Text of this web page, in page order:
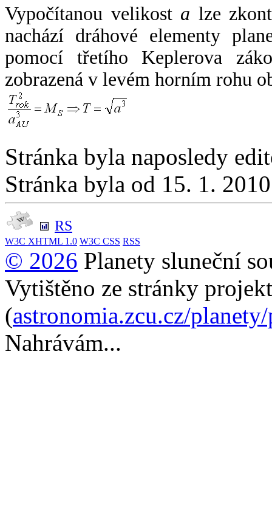
Vypočítanou velikost a lze
nachází dráhové elementy
pomocí třetího Keplerova
zobrazená v levém horním rohu
Stránka byla naposledy
Stránka byla od 15. 1.
RS
W3C XHTML 1.0 W3C CSS RSS
© 2026 Planety sluneční
Vytištěno ze stránky
(astronomia.zcu.cz/
Nahrávám...